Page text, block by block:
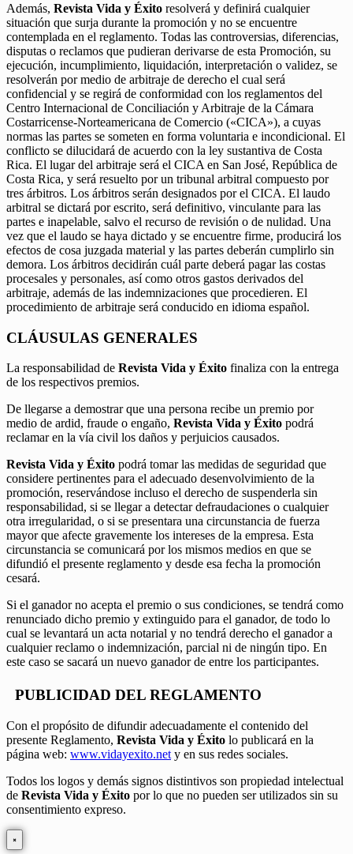
Además, Revista Vida y Éxito resolverá y definirá cualquier
situación que surja durante la promoción y no se encuentre
contemplada en el reglamento. Todas las controversias, diferencias,
disputas o reclamos que pudieran derivarse de esta Promoción, su
ejecución, incumplimiento, liquidación, interpretación o validez, se
resolverán por medio de arbitraje de derecho el cual será
confidencial y se regirá de conformidad con los reglamentos del
Centro Internacional de Conciliación y Arbitraje de la Cámara
Costarricense-Norteamericana de Comercio («CICA»), a cuyas
normas las partes se someten en forma voluntaria e incondicional. El
conflicto se dilucidará de acuerdo con la ley sustantiva de Costa
Rica. El lugar del arbitraje será el CICA en San José, República de
Costa Rica, y será resuelto por un tribunal arbitral compuesto por
tres árbitros. Los árbitros serán designados por el CICA. El laudo
arbitral se dictará por escrito, será definitivo, vinculante para las
partes e inapelable, salvo el recurso de revisión o de nulidad. Una
vez que el laudo se haya dictado y se encuentre firme, producirá los
efectos de cosa juzgada material y las partes deberán cumplirlo sin
demora. Los árbitros decidirán cuál parte deberá pagar las costas
procesales y personales, así como otros gastos derivados del
arbitraje, además de las indemnizaciones que procedieren. El
procedimiento de arbitraje será conducido en idioma español.
CLÁUSULAS GENERALES
La responsabilidad de Revista Vida y Éxito finaliza con la entrega
de los respectivos premios.
De llegarse a demostrar que una persona recibe un premio por
medio de ardid, fraude o engaño, Revista Vida y Éxito podrá
reclamar en la vía civil los daños y perjuicios causados.
Revista Vida y Éxito podrá tomar las medidas de seguridad que
considere pertinentes para el adecuado desenvolvimiento de la
promoción, reservándose incluso el derecho de suspenderla sin
responsabilidad, si se llegar a detectar defraudaciones o cualquier
otra irregularidad, o si se presentara una circunstancia de fuerza
mayor que afecte gravemente los intereses de la empresa. Esta
circunstancia se comunicará por los mismos medios en que se
difundió el presente reglamento y desde esa fecha la promoción
cesará.
Si el ganador no acepta el premio o sus condiciones, se tendrá como
renunciado dicho premio y extinguido para el ganador, de todo lo
cual se levantará un acta notarial y no tendrá derecho el ganador a
cualquier reclamo o indemnización, parcial ni de ningún tipo. En
este caso se sacará un nuevo ganador de entre los participantes.
PUBLICIDAD DEL REGLAMENTO
Con el propósito de difundir adecuadamente el contenido del
presente Reglamento, Revista Vida y Éxito lo publicará en la
página web: www.vidayexito.net y en sus redes sociales.
Todos los logos y demás signos distintivos son propiedad intelectual
de Revista Vida y Éxito por lo que no pueden ser utilizados sin su
consentimiento expreso.
×